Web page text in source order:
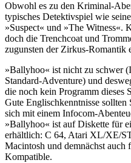
Obwohl es zu den Kriminal-
typisches Detektivspiel wie
»Suspect« und »The Witness«.
doch die Trenchcoat und
zugunsten der Zirkus-Romantik
»Ballyhoo« ist nicht zu schwer
Standard-Adventure) und
die noch kein Programm dieses
Gute Englischkenntnisse
sich mit einem Infocom-
»Ballyhoo« ist auf Diskette für
erhältlich: C 64, Atari XL/XE/
Macintosh und demnächst
Kompatible.